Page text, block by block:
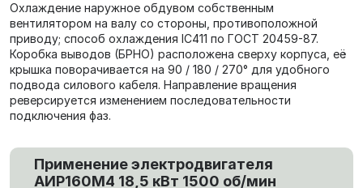
Охлаждение наружное обдувом собственным
вентилятором на валу со стороны, противоположной
приводу; способ охлаждения IC411 по ГОСТ 20459-87.
Коробка выводов (БРНО) расположена сверху корпуса, её
крышка поворачивается на 90 / 180 / 270° для удобного
подвода силового кабеля. Направление вращения
реверсируется изменением последовательности
подключения фаз.
Применение электродвигателя
АИР160М4 18,5 кВт 1500 об/мин